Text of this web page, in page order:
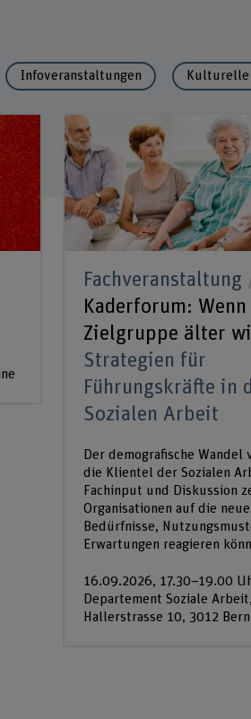
Infoveranstaltungen Kulturelle
Fachveranstaltung
Kaderforum:
Zielgruppe älter
Strategien für
Führungskräfte in
Sozialen Arbeit
Der demografische Wandel
die Klientel der Sozialen
Fachinput und Diskussion
Organisationen auf die
Bedürfnisse,
Erwartungen reagieren
16.09.2026, 17.30–19.00
Departement Soziale Arbeit,
Hallerstrasse 10, 3012